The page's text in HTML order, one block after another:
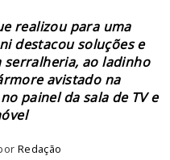
realizou para uma
destacou soluções e
ao ladinho
avistado na
painel da sala de TV e
Redação